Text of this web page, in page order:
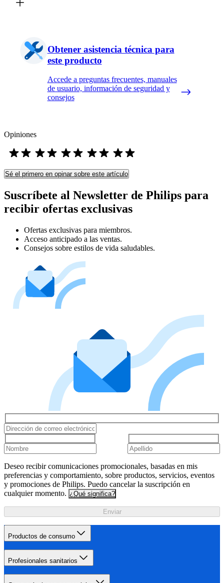
Obtener asistencia técnica para
este producto
Accede a preguntas frecuentes, manuales
de usuario, información de seguridad y
consejos
Opiniones
Sé el primero en opinar sobre este artículo
Suscríbete al Newsletter de Philips para
recibir ofertas exclusivas
Ofertas exclusivas para miembros.
Acceso anticipado a las ventas.
Consejos sobre estilos de vida saludables.
Deseo recibir comunicaciones promocionales, basadas en mis
preferencias y comportamiento, sobre productos, servicios, eventos
y promociones de Philips. Puedo cancelar la suscripción en
cualquier momento. ¿Qué significa?
Enviar
Productos de consumo
Profesionales sanitarios